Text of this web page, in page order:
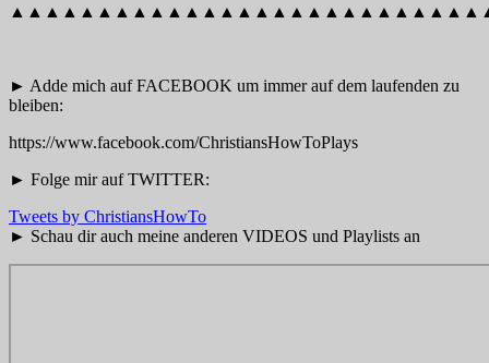
► Adde mich auf FACEBOOK um immer auf dem laufenden zu
bleiben:
https://www.facebook.com/ChristiansHowToPlays
► Folge mir auf TWITTER:
Tweets by ChristiansHowTo
► Schau dir auch meine anderen VIDEOS und Playlists an